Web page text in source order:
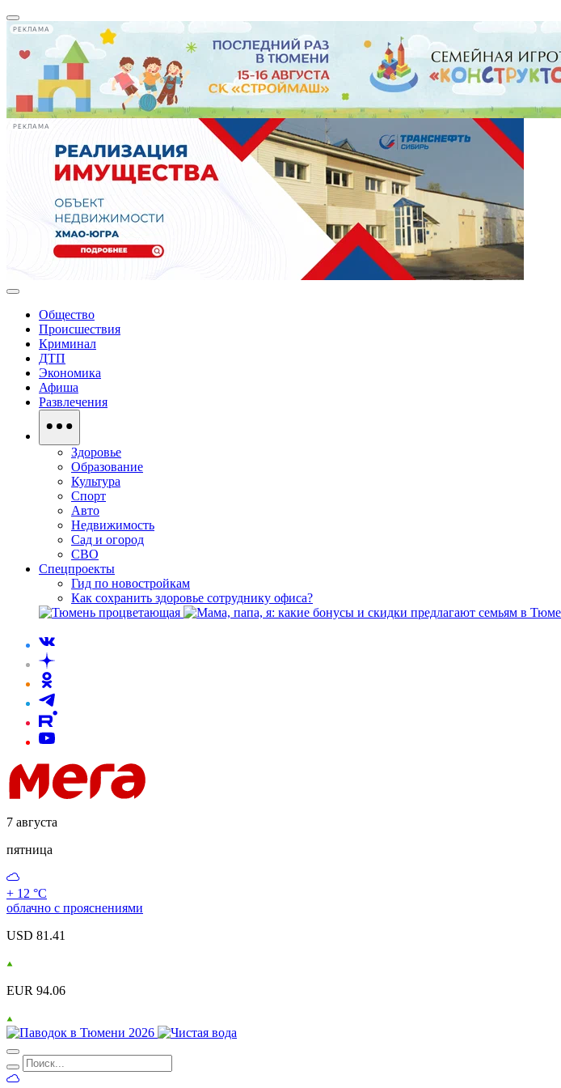
РЕКЛАМА
РЕКЛАМА
Общество
Происшествия
Криминал
ДТП
Экономика
Афиша
Развлечения
Здоровье
Образование
Культура
Спорт
Авто
Недвижимость
Сад и огород
СВО
Спецпроекты
Гид по новостройкам
Как сохранить здоровье сотруднику офиса?
7 августа
пятница
+ 12 °С
облачно с прояснениями
USD 81.41
EUR 94.06